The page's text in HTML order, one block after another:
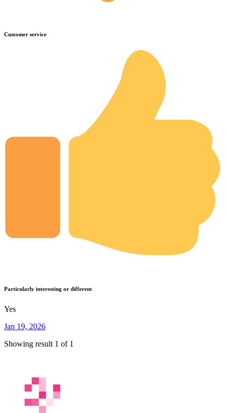
Customer service
Particularly interesting or different
Yes
Jan 19, 2026
Showing result 1 of 1